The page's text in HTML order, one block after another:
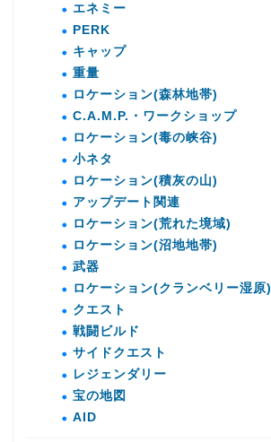
エネミー
PERK
キャップ
重量
ロケーション(森林地帯)
C.A.M.P.・ワークショップ
ロケーション(毒の峡谷)
小ネタ
ロケーション(積灰の山)
アップデート関連
ロケーション(荒れた境域)
ロケーション(沼地地帯)
武器
ロケーション(クランベリー湿原)
クエスト
戦闘ビルド
サイドクエスト
レジェンダリー
宝の地図
AID